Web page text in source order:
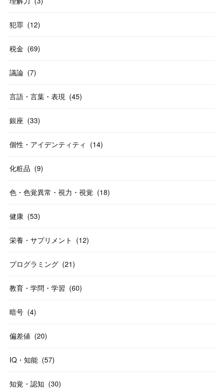
犯罪 (12)
税金 (69)
議論 (7)
言語・言葉・表現 (45)
銀座 (33)
個性・アイデンティティ (14)
化粧品 (9)
色・色覚異常・視力・視覚 (18)
健康 (53)
栄養・サプリメント (12)
プログラミング (21)
教育・学問・学習 (60)
暗号 (4)
偏差値 (20)
IQ・知能 (57)
知覚・認知 (30)